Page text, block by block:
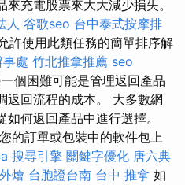
充電股票來大大減少損失。
人 谷歌seo 台中泰式按摩排
許使用此類任務的簡單排序解
處 竹北推拿推薦 seo
一個困難可能是管理返回產品
返回流程的成本。 大多數網
何返回產品中進行選擇。
的訂單或包裝中的軟件包上
搜尋引擎 關鍵字優化 唐六典
燴 台胞證台南 台中 推拿 如